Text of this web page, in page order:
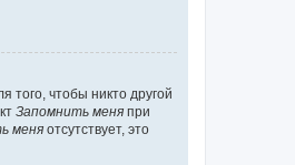
того, чтобы никто другой
Запомнить меня при
меня отсутствует, это